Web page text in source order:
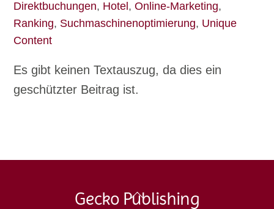
Direktbuchungen, Hotel ,Online-Marketing,
Ranking, Suchmaschinenoptimierung, Unique
Content
Es gibt keinen Textauszug, da dies ein
geschützter Beitrag ist.
Back
Gecko Publishing